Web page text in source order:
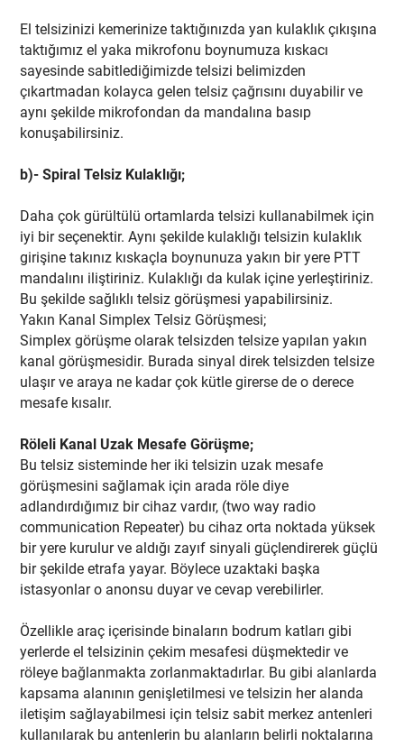
El telsizinizi kemerinize taktığınızda yan kulaklık çıkışına
taktığımız el yaka mikrofonu boynumuza kıskacı
sayesinde sabitlediğimizde telsizi belimizden
çıkartmadan kolayca gelen telsiz çağrısını duyabilir ve
aynı şekilde mikrofondan da mandalına basıp
konuşabilirsiniz.
b)- Spiral Telsiz Kulaklığı;
Daha çok gürültülü ortamlarda telsizi kullanabilmek için
iyi bir seçenektir. Aynı şekilde kulaklığı telsizin kulaklık
girişine takınız kıskaçla boynunuza yakın bir yere PTT
mandalını iliştiriniz. Kulaklığı da kulak içine yerleştiriniz.
Bu şekilde sağlıklı telsiz görüşmesi yapabilirsiniz.
Yakın Kanal Simplex Telsiz Görüşmesi;
Simplex görüşme olarak telsizden telsize yapılan yakın
kanal görüşmesidir. Burada sinyal direk telsizden telsize
ulaşır ve araya ne kadar çok kütle girerse de o derece
mesafe kısalır.
Röleli Kanal Uzak Mesafe Görüşme;
Bu telsiz sisteminde her iki telsizin uzak mesafe
görüşmesini sağlamak için arada röle diye
adlandırdığımız bir cihaz vardır, (two way radio
communication Repeater) bu cihaz orta noktada yüksek
bir yere kurulur ve aldığı zayıf sinyali güçlendirerek güçlü
bir şekilde etrafa yayar. Böylece uzaktaki başka
istasyonlar o anonsu duyar ve cevap verebilirler.
Özellikle araç içerisinde binaların bodrum katları gibi
yerlerde el telsizinin çekim mesafesi düşmektedir ve
röleye bağlanmakta zorlanmaktadırlar. Bu gibi alanlarda
kapsama alanının genişletilmesi ve telsizin her alanda
iletişim sağlayabilmesi için telsiz sabit merkez antenleri
kullanılarak bu antenlerin bu alanların belirli noktalarına